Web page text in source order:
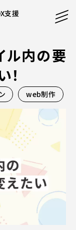
支援
ル内の要
web制作